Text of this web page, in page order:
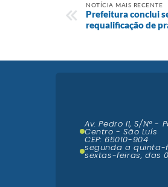
NOTÍCIA MAIS RECENTE
Prefeitura conclui
requalificação de
Av. Pedro II, S/N° -
Centro - São Luís
CEP: 65010-904
segunda a quinta-
sextas-feiras, das